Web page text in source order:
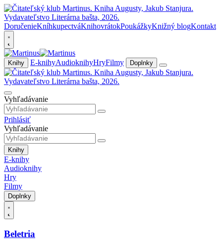
DoručenieKníhkupectváKnihovrátokPoukážkyKnižný blogKontakt
Knihy E-knihyAudioknihyHryFilmy Doplnky
Vyhľadávanie
Prihlásiť
Vyhľadávanie
Knihy
E-knihy
Audioknihy
Hry
Filmy
Doplnky
Beletria